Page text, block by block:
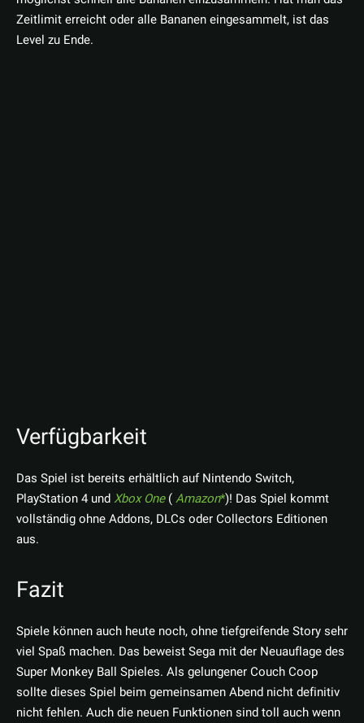
Zeitlimit erreicht oder alle Bananen eingesammelt, ist das
Level zu Ende.
Verfügbarkeit
Das Spiel ist bereits erhältlich auf Nintendo Switch,
PlayStation 4 undXbox One(Amazon )! Das Spiel kommt
vollständig ohne Addons, DLCs oder Collectors Editionen
aus.
Fazit
Spiele können auch heute noch, ohne tiefgreifende Story sehr
viel Spaß machen. Das beweist Sega mit der Neuauflage des
Super Monkey Ball Spieles. Als gelungener Couch Coop
sollte dieses Spiel beim gemeinsamen Abend nicht definitiv
nicht fehlen. Auch die neuen Funktionen sind toll auch wenn